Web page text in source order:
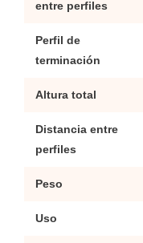
entre perfiles
Perfil de
terminación
Altura total
Distancia entre
perfiles
Peso
Uso